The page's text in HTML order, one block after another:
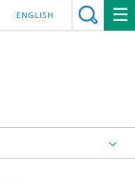
ENGLISH